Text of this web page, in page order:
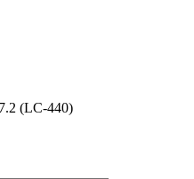
(LC-440)